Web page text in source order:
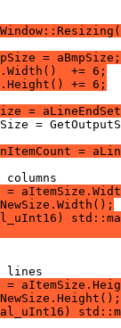
=
+= 6;
+= 6;
=
=
=
=